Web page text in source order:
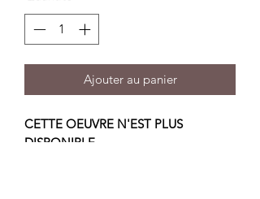
Ajouter au panier
CETTE OEUVRE N'EST PLUS
DISPONIBLE